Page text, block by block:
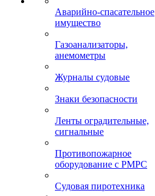
Аварийно-спасательное
имущество
Газоанализаторы,
анемометры
Журналы судовые
Знаки безопасности
Ленты оградительные,
сигнальные
Противопожарное
оборудование с РМРС
Судовая пиротехника